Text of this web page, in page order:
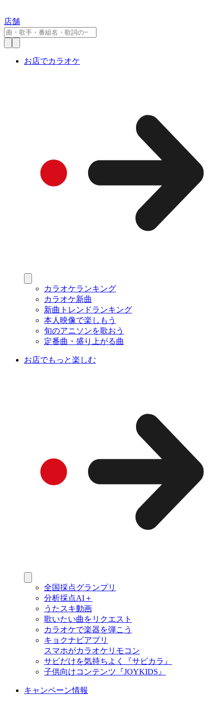
店舗
お店でカラオケ
カラオケランキング
カラオケ新曲
新曲トレンドランキング
本人映像で楽しもう
旬のアニソンを歌おう
定番曲・盛り上がる曲
お店でもっと楽しむ
全国採点グランプリ
分析採点AI＋
うたスキ動画
歌いたい曲をリクエスト
カラオケで楽器を弾こう
キョクナビアプリ
スマホがカラオケリモコン
サビだけを気持ちよく『サビカラ』
子供向けコンテンツ『JOYKIDS』
キャンペーン情報